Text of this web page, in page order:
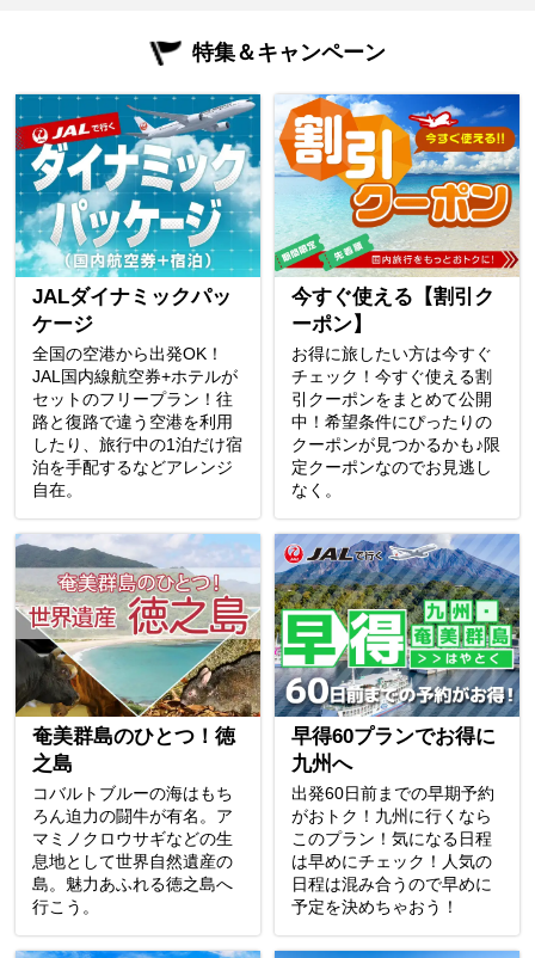
特集＆キャンペーン
JALダイナミックパッ
ケージ
全国の空港から出発OK！
JAL国内線航空券+ホテルが
セットのフリープラン！往
路と復路で違う空港を利用
したり、旅行中の1泊だけ宿
泊を手配するなどアレンジ
自在。
今すぐ使える【割引ク
ーポン】
お得に旅したい方は今すぐ
チェック！今すぐ使える割
引クーポンをまとめて公開
中！希望条件にぴったりの
クーポンが見つかるかも♪限
定クーポンなのでお見逃し
なく。
奄美群島のひとつ！徳
之島
コバルトブルーの海はもち
ろん迫力の闘牛が有名。ア
マミノクロウサギなどの生
息地として世界自然遺産の
島。魅力あふれる徳之島へ
行こう。
早得60プランでお得に
九州へ
出発60日前までの早期予約
がおトク！九州に行くなら
このプラン！気になる日程
は早めにチェック！人気の
日程は混み合うので早めに
予定を決めちゃおう！